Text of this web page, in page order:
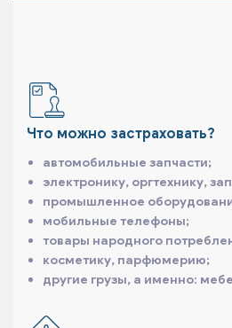
Что можно застраховать?
автомобильные запчасти;
электронику, оргтехнику,
промышленное
мобильные телефоны;
товары народного
косметику, парфюмерию;
другие грузы, а именно: